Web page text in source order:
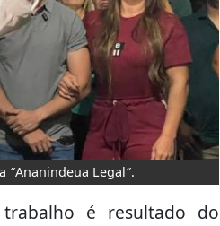
Legal″.
é resultado do